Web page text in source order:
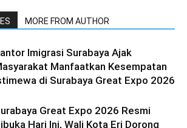
MORE FROM AUTHOR
Imigrasi Surabaya Ajak
Manfaatkan Kesempatan
di Surabaya Great Expo 2026
Great Expo 2026 Resmi
Hari Ini, Wali Kota Eri Dorong